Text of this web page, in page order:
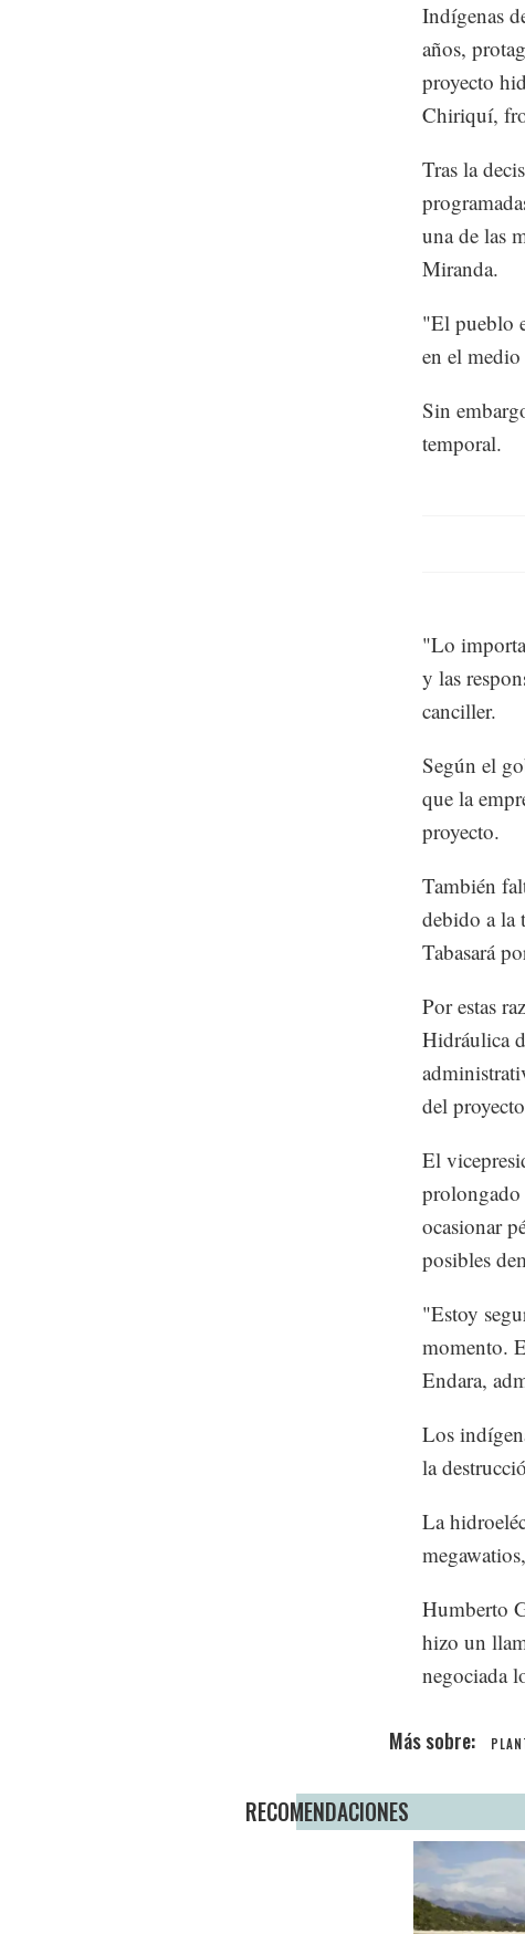
Indígenas
años,
proyecto
Chiriquí,
Tras la
una de las
Miranda.
"El pueblo
en el
Sin
temporal.
"Lo
y las
canciller.
Según el
que la
proyecto.
También
debido a la
Tabasará
Por estas
Hidráulica
del
El
ocasionar
posibles
"Estoy
momento.
Endara,
Los
la
La
Humberto
hizo un
negociada
RECOMENDACIONES